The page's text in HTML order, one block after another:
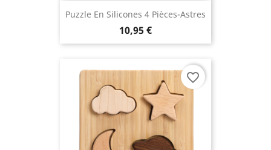
Puzzle En Silicones 4 Pièces-Astres
10,95 €
favorite_border